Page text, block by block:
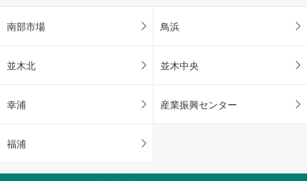
南部市場 鳥浜
並木北 並木中央
幸浦 産業振興センター
福浦